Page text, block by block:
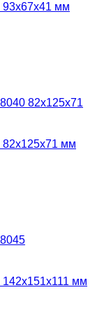
93х67х41 мм
82х125х71 мм
мм